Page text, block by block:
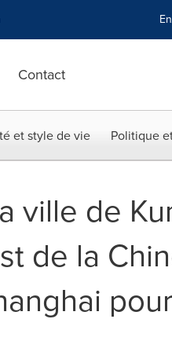
Contact
et style de vie Politique
ville de
de la